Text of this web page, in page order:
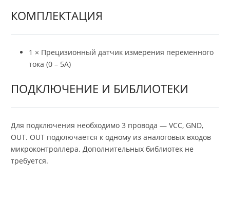
КОМПЛЕКТАЦИЯ
1 × Прецизионный датчик измерения переменного
тока (0 – 5A)
ПОДКЛЮЧЕНИЕ И БИБЛИОТЕКИ
Для подключения необходимо 3 провода — VCC, GND,
OUT. OUT подключается к одному из аналоговых входов
микроконтроллера. Дополнительных библиотек не
требуется.